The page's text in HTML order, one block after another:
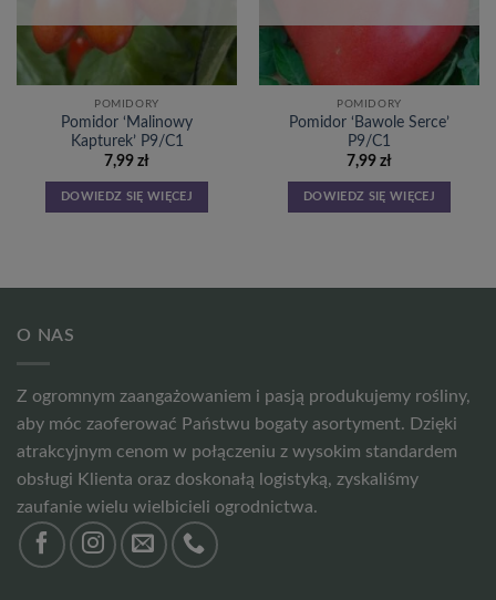
POMIDORY
Pomidor ‘Malinowy
Kapturek’ P9/C1
7,99 zł
DOWIEDZ SIĘ WIĘCEJ
POMIDORY
Pomidor ‘Bawole Serce’
P9/C1
7,99 zł
DOWIEDZ SIĘ WIĘCEJ
O NAS
Z ogromnym zaangażowaniem i pasją produkujemy rośliny,
aby móc zaoferować Państwu bogaty asortyment. Dzięki
atrakcyjnym cenom w połączeniu z wysokim standardem
obsługi Klienta oraz doskonałą logistyką, zyskaliśmy
zaufanie wielu wielbicieli ogrodnictwa.